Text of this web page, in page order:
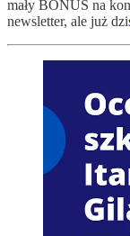
mały BONUS na
newsletter, ale już